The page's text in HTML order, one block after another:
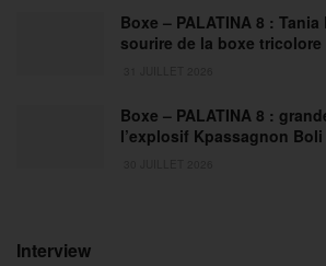
Boxe – PALATINA 8 : Tania
sourire de la boxe tricolore
Boxe – PALATINA 8 :
l’explosif Kpassagnon Boli
Interview